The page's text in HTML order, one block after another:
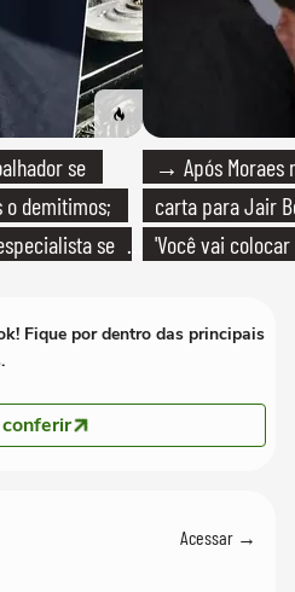
se
o demitimos;
se
→ Após Moraes
carta para Jair
'Você vai
Fique por dentro das principais
Acessar →